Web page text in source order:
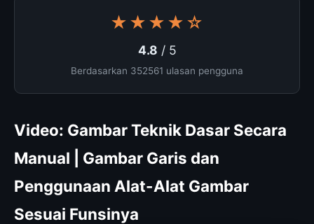
★★★★☆
4.8 / 5
Berdasarkan 352561 ulasan pengguna
Video: Gambar Teknik Dasar Secara
Manual | Gambar Garis dan
Penggunaan Alat-Alat Gambar
Sesuai Funsinya